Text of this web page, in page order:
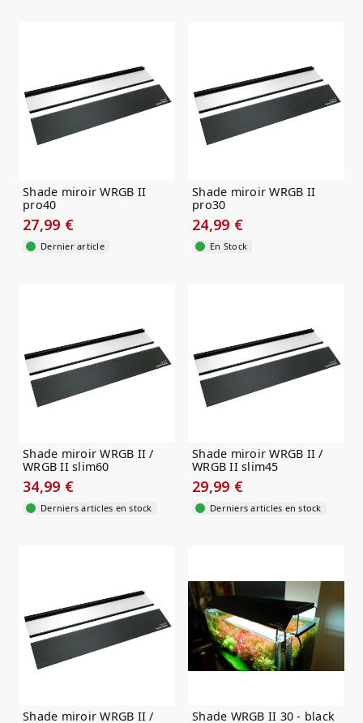
Shade miroir WRGB II
pro40
27,99 €
Dernier article
Shade miroir WRGB II
pro30
24,99 €
En Stock
Shade miroir WRGB II /
WRGB II slim60
34,99 €
Derniers articles en stock
Shade miroir WRGB II /
WRGB II slim45
29,99 €
Derniers articles en stock
Shade miroir WRGB II /
Shade WRGB II 30 - black